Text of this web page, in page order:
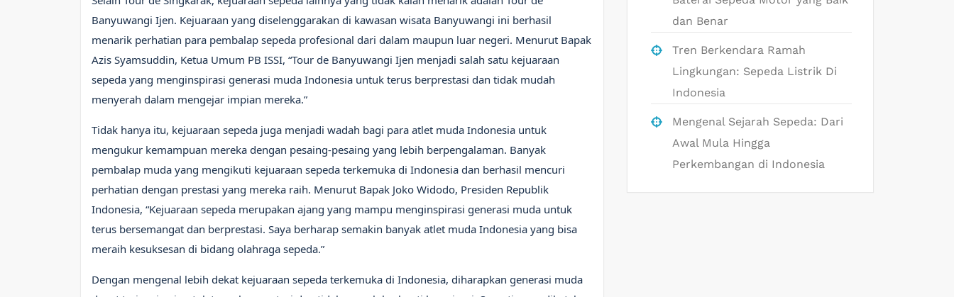
Banyuwangi Ijen. Kejuaraan yang diselenggarakan di kawasan wisata Banyuwangi ini berhasil
menarik perhatian para pembalap sepeda profesional dari dalam maupun luar negeri. Menurut Bapak
Azis Syamsuddin, Ketua Umum PB ISSI, “Tour de Banyuwangi Ijen menjadi salah satu kejuaraan
sepeda yang menginspirasi generasi muda Indonesia untuk terus berprestasi dan tidak mudah
menyerah dalam mengejar impian mereka.”
Tidak hanya itu, kejuaraan sepeda juga menjadi wadah bagi para atlet muda Indonesia untuk
mengukur kemampuan mereka dengan pesaing-pesaing yang lebih berpengalaman. Banyak
pembalap muda yang mengikuti kejuaraan sepeda terkemuka di Indonesia dan berhasil mencuri
perhatian dengan prestasi yang mereka raih. Menurut Bapak Joko Widodo, Presiden Republik
Indonesia, “Kejuaraan sepeda merupakan ajang yang mampu menginspirasi generasi muda untuk
terus bersemangat dan berprestasi. Saya berharap semakin banyak atlet muda Indonesia yang bisa
meraih kesuksesan di bidang olahraga sepeda.”
Dengan mengenal lebih dekat kejuaraan sepeda terkemuka di Indonesia, diharapkan generasi muda
dan Benar
Tren Berkendara Ramah
Lingkungan: Sepeda Listrik Di
Indonesia
Mengenal Sejarah Sepeda: Dari
Awal Mula Hingga
Perkembangan di Indonesia